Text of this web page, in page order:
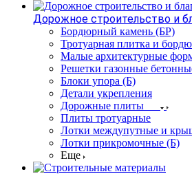
Дорожное строительство и
Бордюрный камень (БР)
Тротуарная плитка и
Малые архитектурные
Решетки газонные
Блоки упора (Б)
Детали укрепления
Дорожные плиты
Плиты тротуарные
Лотки междупутные и
Лотки прикромочные (Б)
Еще